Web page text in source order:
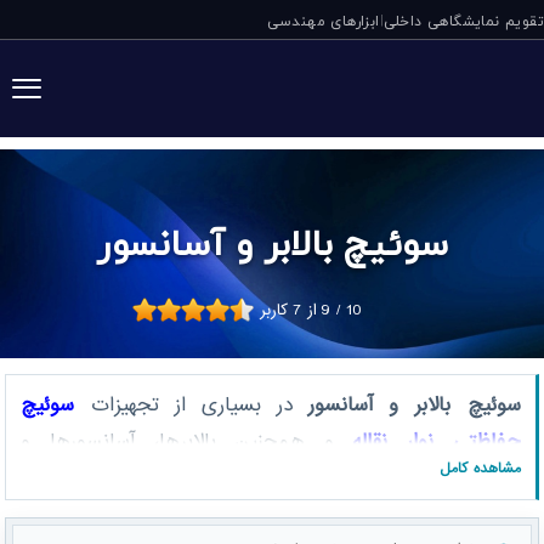
تقویم نمایشگاهی داخلی|ابزارهای مهندسی
سوئیچ بالابر و آسانسور
9 / 10 از7کاربر
سوئیچ بالابر و آسانسور در بسیاری از تجهیزات سوئیچ
حفاظتی نوار نقاله و همچنین
بالابرها، آسانسورها و
سیستم‌های Bucket Elevator
این سوئیچ‌ها برای کنترل محدودیت حرکت، تشخیص
مشاهده کامل